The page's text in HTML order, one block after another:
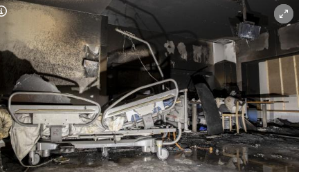
Copyright-Hinweis öffnen/schließen